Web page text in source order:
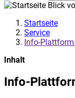
Startseite
Service
Info-
Inhalt
Info-